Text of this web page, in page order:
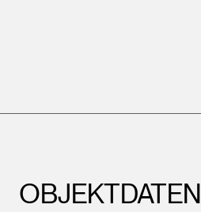
OBJEKTDATEN